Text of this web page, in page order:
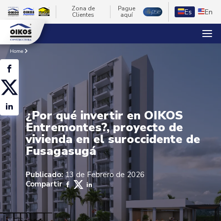
Zona de
Clientes
Pague
aquí
Es En
Home
¿Por qué invertir en OIKOS
Entremontes?, proyecto de
vivienda en el suroccidente de
Fusagasugá
Publicado:13 de Febrero de 2026
Compartir